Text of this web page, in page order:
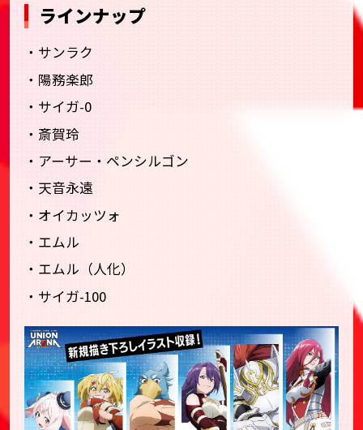
ラインナップ
・サンラク
・陽務楽郎
・サイガ-0
・斎賀玲
・アーサー・ペンシルゴン
・天音永遠
・オイカッツォ
・エムル
・エムル（人化）
・サイガ-100